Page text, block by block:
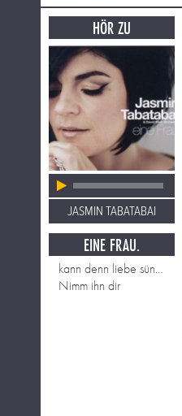
HÖR ZU
JASMIN TABATABAI
EINE FRAU.
kann denn liebe sünde sein
Nimm ihn dir